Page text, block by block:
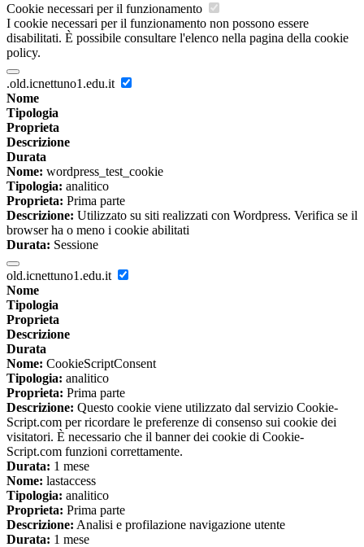
Cookie necessari per il funzionamento
I cookie necessari per il funzionamento non possono essere
disabilitati. È possibile consultare l'elenco nella pagina della cookie
policy.
.old.icnettuno1.edu.it
Nome
Tipologia
Proprieta
Descrizione
Durata
Nome: wordpress_test_cookie
Tipologia: analitico
Proprieta: Prima parte
Descrizione: Utilizzato su siti realizzati con Wordpress. Verifica se il
browser ha o meno i cookie abilitati
Durata: Sessione
old.icnettuno1.edu.it
Nome
Tipologia
Proprieta
Descrizione
Durata
Nome: CookieScriptConsent
Tipologia: analitico
Proprieta: Prima parte
Descrizione: Questo cookie viene utilizzato dal servizio Cookie-
Script.com per ricordare le preferenze di consenso sui cookie dei
visitatori. È necessario che il banner dei cookie di Cookie-
Script.com funzioni correttamente.
Durata: 1 mese
Nome: lastaccess
Tipologia: analitico
Proprieta: Prima parte
Descrizione: Analisi e profilazione navigazione utente
Durata: 1 mese